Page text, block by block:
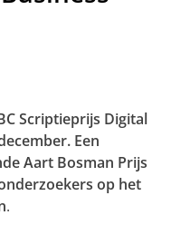
Scriptieprijs Digital
Een
Aart Bosman Prijs
op het
.